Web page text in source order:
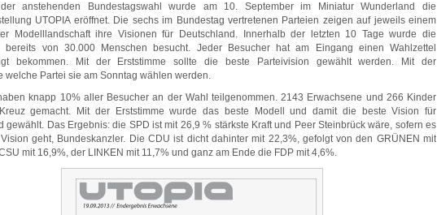
anstehenden Bundestagswahl wurde am 10. September im Miniatur Wunderland die
UTOPIA eröffnet. Die sechs im Bundestag vertretenen Parteien zeigen auf jeweils einem
Modelllandschaft ihre Visionen für Deutschland. Innerhalb der letzten 10 Tage wurde die
bereits von 30.000 Menschen besucht. Jeder Besucher hat am Eingang einen Wahlzettel
bekommen. Mit der Erststimme sollte die beste Parteivision gewählt werden. Mit der
welche Partei sie am Sonntag wählen werden.
knapp 10% aller Besucher an der Wahl teilgenommen. 2143 Erwachsene und 266 Kinder
gemacht. Mit der Erststimme wurde das beste Modell und damit die beste Vision für
gewählt. Das Ergebnis: die SPD ist mit 26,9 % stärkste Kraft und Peer Steinbrück wäre, sofern es
geht, Bundeskanzler. Die CDU ist dicht dahinter mit 22,3%, gefolgt von den GRÜNEN mit
mit 16,9%, der LINKEN mit 11,7% und ganz am Ende die FDP mit 4,6%.